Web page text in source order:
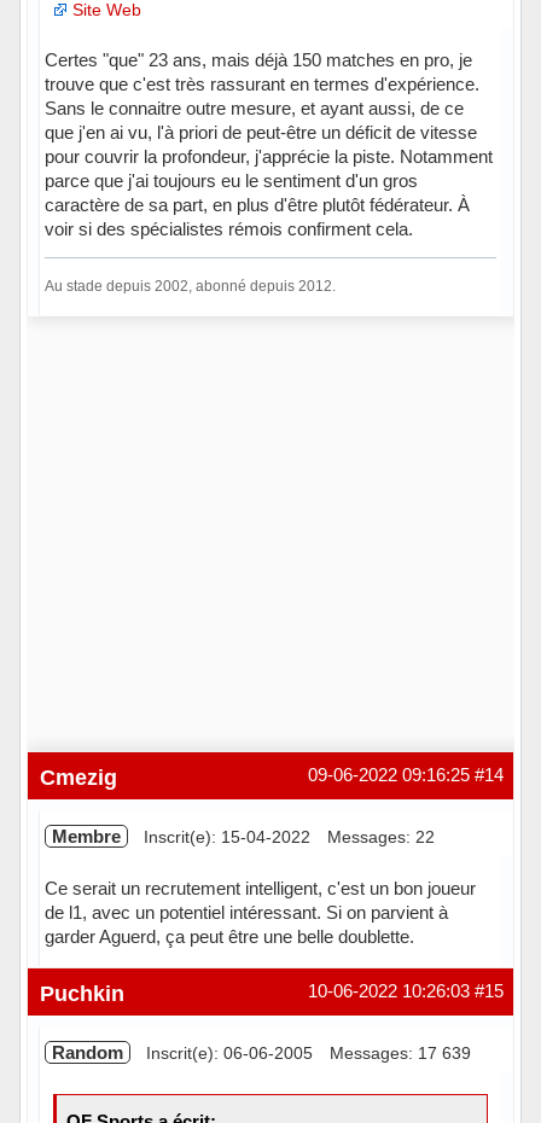
Site Web
Certes "que" 23 ans, mais déjà 150 matches en pro, je
trouve que c'est très rassurant en termes d'expérience.
Sans le connaitre outre mesure, et ayant aussi, de ce
que j'en ai vu, l'à priori de peut-être un déficit de vitesse
pour couvrir la profondeur, j'apprécie la piste. Notamment
parce que j'ai toujours eu le sentiment d'un gros
caractère de sa part, en plus d'être plutôt fédérateur. À
voir si des spécialistes rémois confirment cela.
Au stade depuis 2002, abonné depuis 2012.
#14
09-06-2022 09:16:25
Cmezig
Membre Inscrit(e): 15-04-2022 Messages: 22
Ce serait un recrutement intelligent, c'est un bon joueur
de l1, avec un potentiel intéressant. Si on parvient à
garder Aguerd, ça peut être une belle doublette.
Hors ligne #15
10-06-2022 10:26:03
Puchkin
Random Inscrit(e): 06-06-2005 Messages: 17 639